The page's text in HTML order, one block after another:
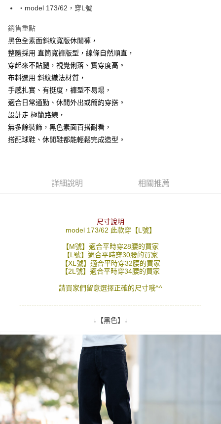
１．簡單：不需註冊會員、不需綁卡、不需儲值。
【「AFTEE先享後付」結帳流程】
１．於結帳方式選擇「AFTEE先享後付」後，將跳轉至「AFTEE先享後付」
結帳頁面，進行簡訊認證並確認金額後，即可完成結帳。
２．訂單成立數日內，您將收到繳費通知簡訊。
３．收到繳費通知簡訊後14天內，點擊此簡訊中的連結，可透過四大超商／
ATM／網路銀行／等多元方式進行付款，方視為交易完成。
※ 請注意：結帳手續完成當下不需立刻繳費，但若您需要取消訂單，請聯絡
購買商品的店家。未經商家同意取消之訂單仍視為有效，需透過AFTEE先享
後付繳納相關費用。
是否繳費成功／繳費後需取消欲退款等相關疑問，請聯繫「AFTEE先享後付
客戶支援中心」https://netprotections.freshdesk.com/support/home
權轉讓予恩沛科技股份有限公司。
「AFTEE先享後付」，若未經同意申辦者引起之損失，本公司不負相關責
時審查核予不同之上限額度；若仍有額度不足之情形，本公司將視審查結果
請求用戶進行身份認證。
５．嚴禁一人註冊多個帳號或使用他人資訊註冊。若發現惡意使用之情形，
恩沛科技股份有限公司將有權停止該用戶之使用額度並採取法律行動。
運送方式
全家付款取貨
每筆NT$80，滿NT$1,800(含以上)免運費
先付款後全家取貨
每筆NT$80，滿NT$1,800(含以上)免運費
7-11付款取貨
每筆NT$80，滿NT$1,800(含以上)免運費
每筆NT$80，滿NT$1,800(含以上)免運費
‧model 173/62，穿L號
銷售重點
黑色全素面斜紋寬版休閒褲，
整體採用 直筒寬褲版型，線條自然順直，
穿起來不貼腿，視覺俐落、實穿度高。
布料選用 斜紋織法材質，
手感扎實、有挺度，褲型不易塌，
適合日常通勤、休閒外出或簡約穿搭。
設計走 極簡路線，
無多餘裝飾，黑色素面百搭耐看，
搭配球鞋、休閒鞋都能輕鬆完成造型。
詳細說明 相關推薦
尺寸說明
model 173/62 此款穿【L號】
【M號】適合平時穿28腰的買家
【L號】適合平時穿30腰的買家
【XL號】適合平時穿32腰的買家
【2L號】適合平時穿34腰的買家
請買家們留意選擇正確的尺寸哦^^
--------------------------------------------------------------------------
↓【黑色】↓